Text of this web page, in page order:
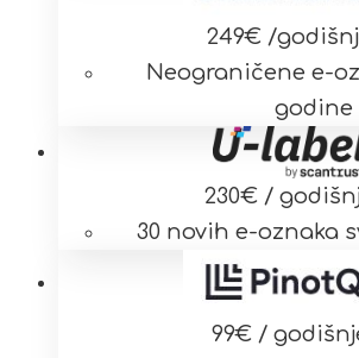
249€ /
Neograničene e-
godine
230€ /
30 novih e-oznaka
99€ /